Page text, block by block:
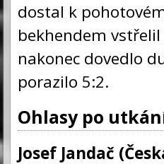
dostal k
bekhendem
nakonec dovedlo
porazilo 5:2.
Ohlasy po
Josef Jandač